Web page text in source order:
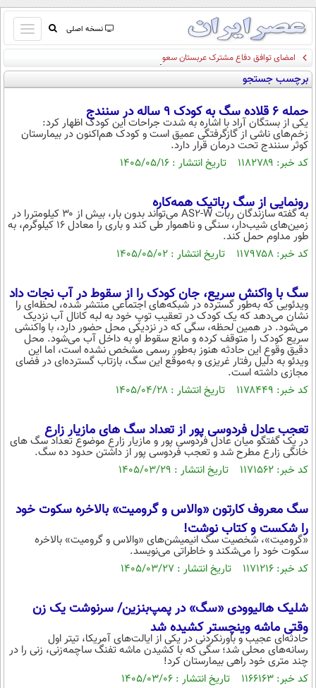
نسخه اصلی
باز
و
بسته
کردن
صفحه اول
جستجو
نظرسنجی
اوقات شرعی
سواد زندگی
سیاسی
اقتصاد
خودرو
اجتماعی
حوادث
سلامت
سفر و تفریح
ورزشی
بین الملل
سیاست خارجی
فرهنگ و هنر
علم و دانش
فناوری و It
اخبار کریپتو
قرآن
سرگرمی
باشگاه مغز
فیلم
اقتصاد
سیاست
سرگرمی
فناوری
حوادث
محیط زیست
سلامت
عصر ایران 2
داستان کوتاه
پیامک
روانشناسی
دانلود
امضای توافق دفاع مشترک عربستان سعودی، پاکستان و ترکیه
برچسب جستجو
حمله ۶ قلاده سگ به کودک ۹ ساله در سنندج
یکی از بستگان آراد با اشاره به شدت جراحات این کودک اظهار کرد:
زخم‌های ناشی از گازگرفتگی عمیق است و کودک هم‌اکنون در بیمارستان
کوثر سنندج تحت درمان قرار دارد.
کد خبر: ۱۱۸۲۷۸۹ تاریخ انتشار : ۱۴۰۵/۰۵/۱۶
رونمایی از سگ رباتیک همه‌کاره
به گفته سازندگان ربات AS2-W می‌تواند بدون بار، بیش از ۳۰ کیلومتررا در
زمین‌های شیب‌دار، سنگی و ناهموار طی کند و باری را معادل ۱۶ کیلوگرم، به
طور مداوم حمل کند.
کد خبر: ۱۱۷۹۷۵۸ تاریخ انتشار : ۱۴۰۵/۰۵/۰۲
سگ با واکنش سریع، جان کودک را از سقوط در آب نجات داد
ویدئویی که به‌طور گسترده در شبکه‌های اجتماعی منتشر شده، لحظه‌ای را
نشان می‌دهد که یک کودک در تعقیب توپ خود به لبه کانال آب نزدیک
می‌شود. در همین لحظه، سگی که در نزدیکی محل حضور دارد، با واکنشی
سریع کودک را متوقف کرده و مانع سقوط او به داخل آب می‌شود. محل
دقیق وقوع این حادثه هنوز به‌طور رسمی مشخص نشده است، اما این
ویدئو به دلیل رفتار غریزی و به‌موقع این سگ، بازتاب گسترده‌ای در فضای
مجازی داشته است.
کد خبر: ۱۱۷۸۴۴۹ تاریخ انتشار : ۱۴۰۵/۰۴/۲۸
تعجب عادل فردوسی پور از تعداد سگ های مازیار زارع
در یک گفتگو میان عادل فردوسی پور و مازیار زارع موضوع تعداد سگ های
خانگی زارع مطرح شد و تعجب فردوسی پور از داشتن حدود ده سگ.
کد خبر: ۱۱۷۱۵۶۲ تاریخ انتشار : ۱۴۰۵/۰۳/۲۹
سگ معروف کارتون «والاس و گرومیت»‌ بالاخره سکوت خود
را شکست و کتاب نوشت!
«گرومیت»، شخصیت سگ انیمیشن‌های «والاس و گرومیت» بالاخره
سکوت خود را می‌شکند و خاطراتی می‌نویسد.
کد خبر: ۱۱۷۱۲۱۶ تاریخ انتشار : ۱۴۰۵/۰۳/۲۷
شلیک هالیوودی «سگ» در پمپ‌بنزین/ سرنوشت یک زن
وقتی ماشه وینچستر کشیده شد
حادثه‌ای عجیب و باورنکردنی در یکی از ایالت‌های آمریکا، تیتر اول
رسانه‌های محلی شد؛ سگی که با کشیدن ماشه تفنگ ساچمه‌زنی، زنی را در
چند متری خود راهی بیمارستان کرد!
کد خبر: ۱۱۶۶۱۶۳ تاریخ انتشار : ۱۴۰۵/۰۳/۰۶